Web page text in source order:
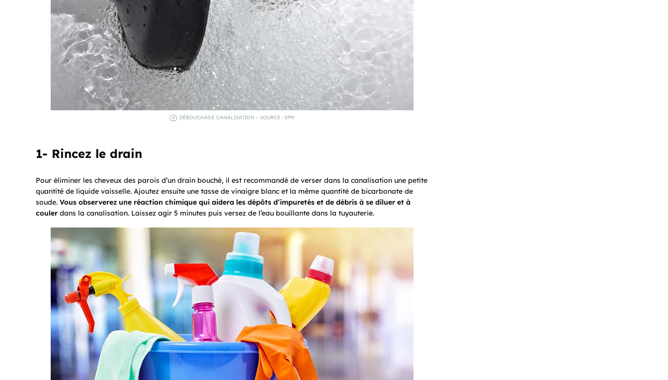
DÉBOUCHAGE CANALISATION – SOURCE : SPM
1- Rincez le drain
Pour éliminer les cheveux des parois d’un drain bouché, il est recommandé de verser dans la canalisation une petite
quantité de liquide vaisselle. Ajoutez ensuite une tasse de vinaigre blanc et la même quantité de bicarbonate de
soude. Vous observerez une réaction chimique qui aidera les dépôts d’impuretés et de débris à se diluer et à
couler dans la canalisation. Laissez agir 5 minutes puis versez de l’eau bouillante dans la tuyauterie.